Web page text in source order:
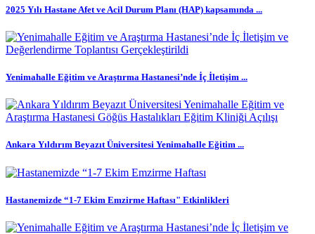
2025 Yılı Hastane Afet ve Acil Durum Planı (HAP) kapsamında ...
Yenimahalle Eğitim ve Araştırma Hastanesi’nde İç İletişim ...
Ankara Yıldırım Beyazıt Üniversitesi Yenimahalle Eğitim ...
Hastanemizde “1-7 Ekim Emzirme Haftası" Etkinlikleri